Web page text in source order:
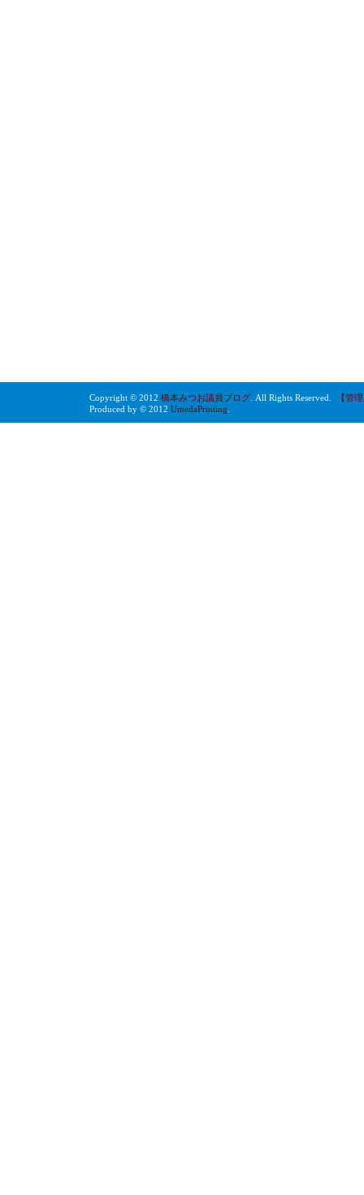
Copyright © 2012 橋本みつお議員ブログ . All Rights Reserved.
【管
Produced by © 2012 UmedaPrinting